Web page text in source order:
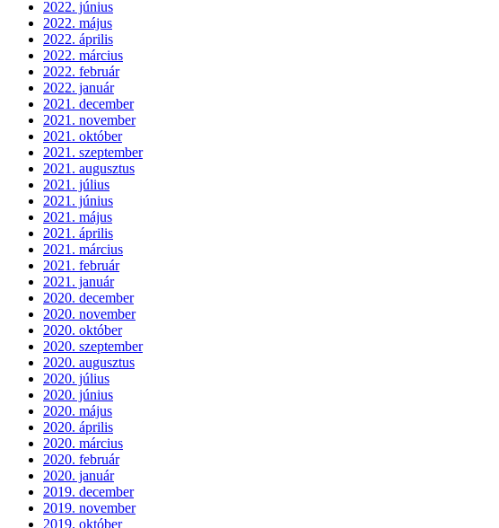
2022. június
2022. május
2022. április
2022. március
2022. február
2022. január
2021. december
2021. november
2021. október
2021. szeptember
2021. augusztus
2021. július
2021. június
2021. május
2021. április
2021. március
2021. február
2021. január
2020. december
2020. november
2020. október
2020. szeptember
2020. augusztus
2020. július
2020. június
2020. május
2020. április
2020. március
2020. február
2020. január
2019. december
2019. november
2019. október